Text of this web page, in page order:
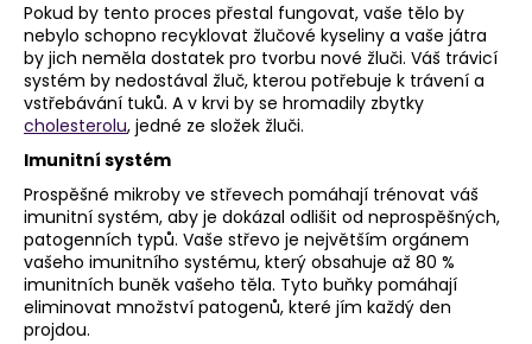
Pokud by tento proces přestal fungovat, vaše tělo by
nebylo schopno recyklovat žlučové kyseliny a vaše játra
by jich neměla dostatek pro tvorbu nové žluči. Váš trávicí
systém by nedostával žluč, kterou potřebuje k trávení a
vstřebávání tuků. A v krvi by se hromadily zbytky
cholesterolu, jedné ze složek žluči.
Imunitní systém
Prospěšné mikroby ve střevech pomáhají trénovat váš
imunitní systém, aby je dokázal odlišit od neprospěšných,
patogenních typů. Vaše střevo je největším orgánem
vašeho imunitního systému, který obsahuje až 80 %
imunitních buněk vašeho těla. Tyto buňky pomáhají
eliminovat množství patogenů, které jím každý den
projdou.